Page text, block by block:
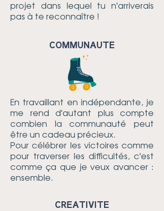
projet dans lequel tu n'arriverais
pas à te reconnaître !
COMMUNAUTE
En travaillant en indépendante, je
me rend d'autant plus compte
combien la communauté peut
être un cadeau précieux.
Pour célébrer les victoires comme
pour traverser les difficultés, c'est
comme ça que je veux avancer :
ensemble.
CREATIVITE